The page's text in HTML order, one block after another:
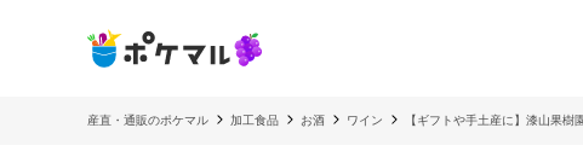
産直・通販のポケマル 加工食品 お酒 ワイン 【ギフトや手土産に】漆山果